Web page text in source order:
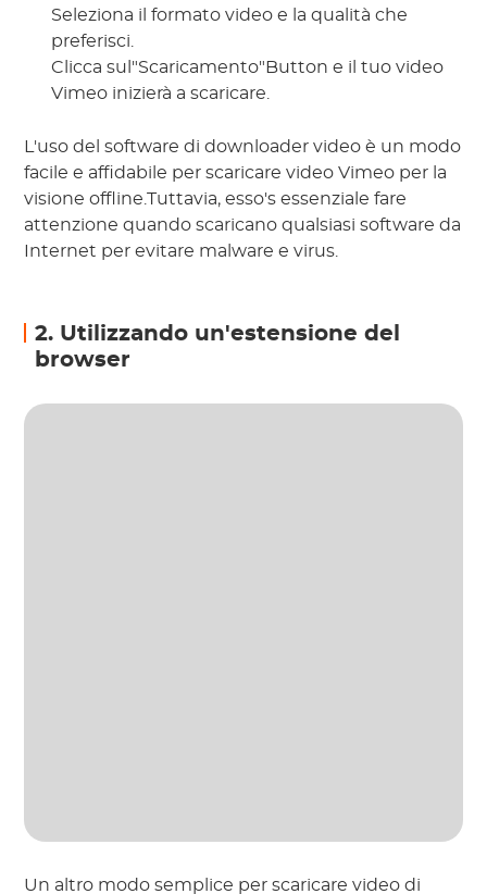
Seleziona il formato video e la qualità che
preferisci.
Clicca sul"Scaricamento"Button e il tuo video
Vimeo inizierà a scaricare.
L'uso del software di downloader video è un modo
facile e affidabile per scaricare video Vimeo per la
visione offline.Tuttavia, esso's essenziale fare
attenzione quando scaricano qualsiasi software da
Internet per evitare malware e virus.
2. Utilizzando un'estensione del
browser
Un altro modo semplice per scaricare video di